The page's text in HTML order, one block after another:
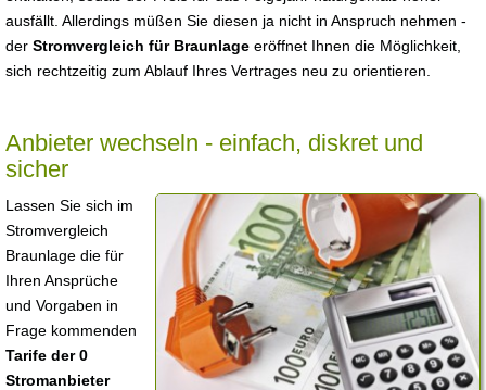
ausfällt. Allerdings müßen Sie diesen ja nicht in Anspruch nehmen -
der Stromvergleich für Braunlage eröffnet Ihnen die Möglichkeit,
sich rechtzeitig zum Ablauf Ihres Vertrages neu zu orientieren.
Anbieter wechseln - einfach, diskret und
sicher
Lassen Sie sich im
Stromvergleich
Braunlage die für
Ihren Ansprüche
und Vorgaben in
Frage kommenden
Tarife der 0
Stromanbieter